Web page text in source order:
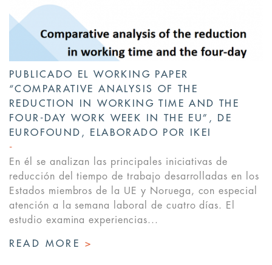
PUBLICADO EL WORKING PAPER
“COMPARATIVE ANALYSIS OF THE
REDUCTION IN WORKING TIME AND THE
FOUR-DAY WORK WEEK IN THE EU”, DE
EUROFOUND, ELABORADO POR IKEI
En él se analizan las principales iniciativas de
reducción del tiempo de trabajo desarrolladas en los
Estados miembros de la UE y Noruega, con especial
atención a la semana laboral de cuatro días. El
estudio examina experiencias...
READ MORE >